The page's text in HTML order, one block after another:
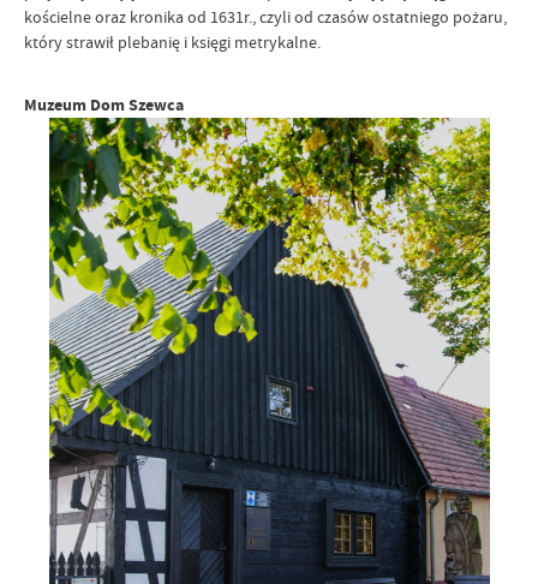
kościelne oraz kronika od 1631r., czyli od czasów ostatniego pożaru,
który strawił plebanię i księgi metrykalne.
Muzeum Dom Szewca